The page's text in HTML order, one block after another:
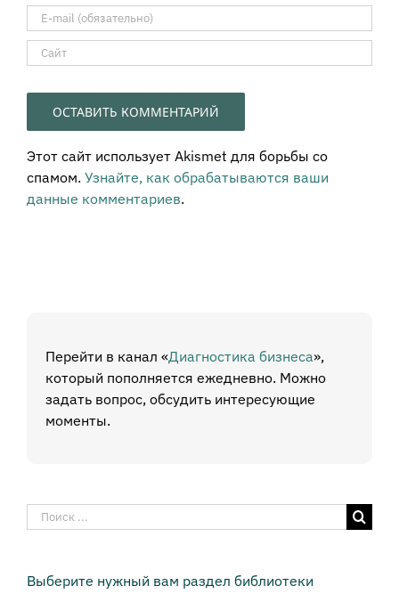
Этот сайт использует Akismet для борьбы со
спамом. Узнайте, как обрабатываются ваши
данные комментариев.
Перейти в канал «Диагностика бизнеса»,
который пополняется ежедневно. Можно
задать вопрос, обсудить интересующие
моменты.
Результат
поиска:
Выберите нужный вам раздел библиотеки